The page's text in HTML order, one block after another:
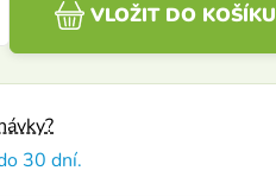
VLOŽIT DO KOŠÍKU
30 dní.